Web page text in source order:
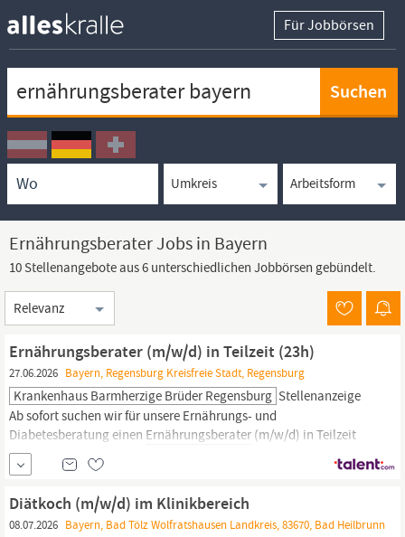
Für Jobbörsen
Ortssuche
Umkreissuche
Arbeitsform
Ernährungsberater Jobs in Bayern
10 Stellenangebote aus 6 unterschiedlichen Jobbörsen gebündelt.
Sortierung
Ernährungsberater (m/w/d) in Teilzeit (23h)
27.06.2026 Bayern, Regensburg Kreisfreie Stadt, Regensburg
Krankenhaus Barmherzige Brüder Regensburg Stellenanzeige
Ab sofort suchen wir für unsere Ernährungs- und
Diabetesberatung einen Ernährungsberater (m/w/d) in Teilzeit
(23h) Das Krankenhaus Barmherzige Brüder Regensburg ist
akademisches Lehrkrankenhaus der Universität Regensburg und
mit 985 Planbetten und rund 3.800 Mitarbeiterinnen und
Mitarbeitern das
Diätkoch (m/w/d) im Klinikbereich
08.07.2026 Bayern, Bad Tölz Wolfratshausen Landkreis, 83670, Bad Heilbrunn